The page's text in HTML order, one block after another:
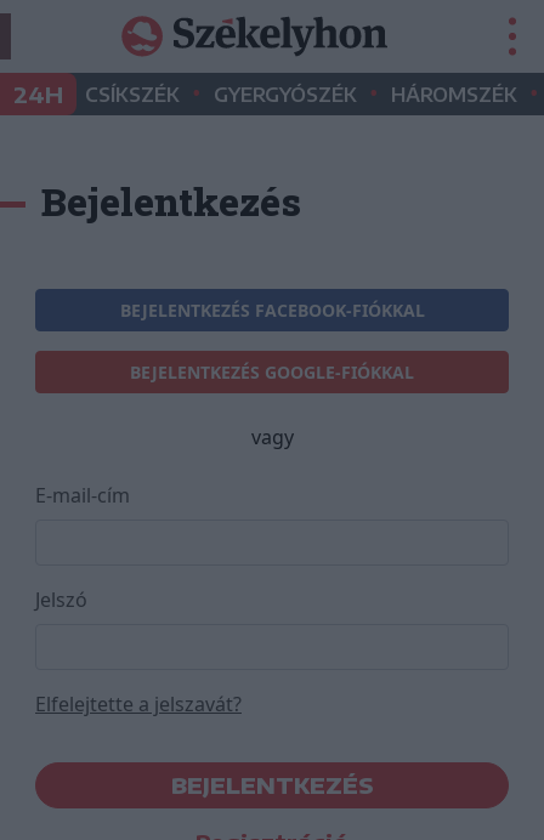
24H CSÍKSZÉK • GYERGYÓSZÉK • HÁROMSZÉK •
Bejelentkezés
BEJELENTKEZÉS FACEBOOK-FIÓKKAL
BEJELENTKEZÉS GOOGLE-FIÓKKAL
vagy
E-mail-cím
Jelszó
Elfelejtette a jelszavát?
BEJELENTKEZÉS